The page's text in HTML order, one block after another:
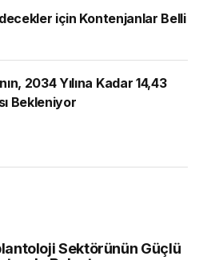
Kontenjanlar Belli
2034 Yılına Kadar 14,43
Bekleniyor
Sektörünün Güçlü